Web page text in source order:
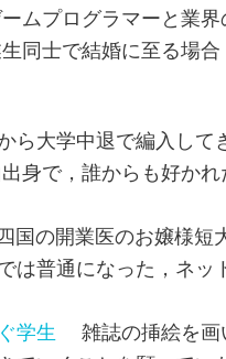
ームプログラマーと業
同士で結婚に至る場合
ら大学中退で編入して
身で，誰からも好か
国の開業医のお嬢様短
は普通になった，ネッ
学生
雑誌の挿絵を